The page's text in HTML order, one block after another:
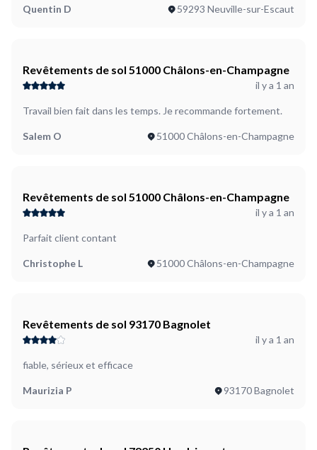
Quentin D 59293 Neuville-sur-Escaut
Revêtements de sol 51000 Châlons-en-Champagne
il y a 1 an
Travail bien fait dans les temps. Je recommande fortement.
Salem O 51000 Châlons-en-Champagne
Revêtements de sol 51000 Châlons-en-Champagne
il y a 1 an
Parfait client contant
Christophe L 51000 Châlons-en-Champagne
Revêtements de sol 93170 Bagnolet
il y a 1 an
fiable, sérieux et efficace
Maurizia P 93170 Bagnolet